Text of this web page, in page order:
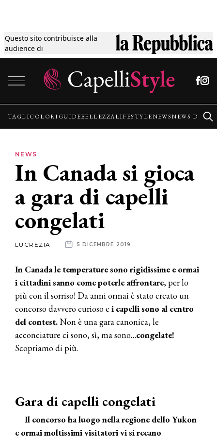
Questo sito contribuisce alla
audience di
Tagli
Colori
Guide
Lifestyle
News
News
aziende
TAGLICOLORI GUIDEBELLEZZALIFESTYLENEWSNEWS
NEWS
In Canada si gioca
a gara di capelli
congelati
LUCREZIA 5 DICEMBRE 2019
In Canada le temperature sono rigidissime e ormai
i cittadini sanno come poterle affrontare, per lo
più con il sorriso! Da anni ormai è stato creato un
concorso davvero curioso e i capelli sono al centro
del contest.Non è una gara canonica, le
acconciature ci sono, sì, ma sono…congelate!
Scopriamo di più.
Gara di capelli congelati
Il concorso ha luogo nella regione dello Yukon
e ormai moltissimi visitatori vi si recano